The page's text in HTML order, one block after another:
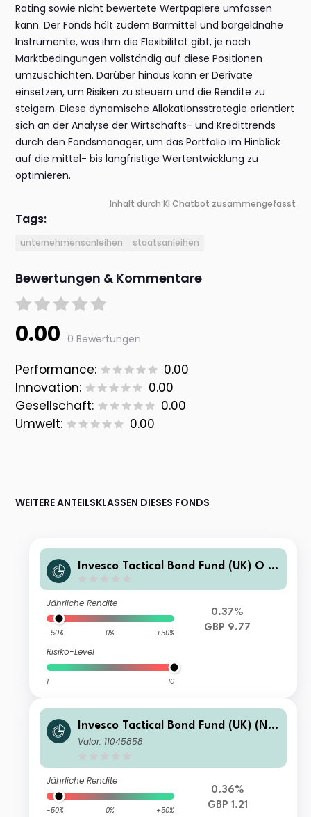
Rating sowie nicht bewertete Wertpapiere umfassen
kann. Der Fonds hält zudem Barmittel und bargeldnahe
Instrumente, was ihm die Flexibilität gibt, je nach
Marktbedingungen vollständig auf diese Positionen
umzuschichten. Darüber hinaus kann er Derivate
einsetzen, um Risiken zu steuern und die Rendite zu
steigern. Diese dynamische Allokationsstrategie orientiert
sich an der Analyse der Wirtschafts- und Kredittrends
durch den Fondsmanager, um das Portfolio im Hinblick
auf die mittel- bis langfristige Wertentwicklung zu
optimieren.
Inhalt durch KI Chatbot zusammengefasst
Tags:
unternehmensanleihen staatsanleihen
Bewertungen & Kommentare
0.00 0 Bewertungen
Performance:
0.00
Innovation:
0.00
Gesellschaft:
0.00
Umwelt:
0.00
WEITERE ANTEILSKLASSEN DIESES FONDS
Invesco Tactical Bond Fund (UK) O (I
Jährliche Rendite
-50% 0% +50%
Risiko-Level
1 10
0.37%
GBP 9.77
Invesco Tactical Bond Fund (UK) (No
Trail) (Inc)
Valor: 11045858
Jährliche Rendite
-50% 0% +50%
0.36%
GBP 1.21